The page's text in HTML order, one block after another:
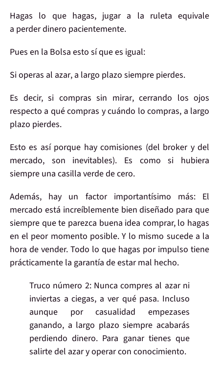
Hagas lo que hagas, jugar a la ruleta equivale
a perder dinero pacientemente.
Pues en la Bolsa esto sí que es igual:
Si operas al azar, a largo plazo siempre pierdes.
Es decir, si compras sin mirar, cerrando los ojos
respecto a qué compras y cuándo lo compras, a largo
plazo pierdes.
Esto es así porque haycomisiones (del broker y del
mercado, son inevitables). Es como si hubiera
siempre una casilla verdede cero.
Además, hay un factorimportantísimo más:El
mercado está increíblemente bien diseñado para que
siempre que te parezca buena idea comprar, lo hagas
en el peor momento posible. Y lo mismo sucede a la
hora de vender. Todo lo que hagas por impulso tiene
prácticamente la garantía de estarmal hecho.
Truco número 2: Nunca compres al azar ni
inviertas a ciegas, a ver qué pasa. Incluso
aunque por casualidad empezases
ganando, a largo plazo siempre acabarás
perdiendo dinero. Para ganartienes que
salirte del azary operar con conocimiento.